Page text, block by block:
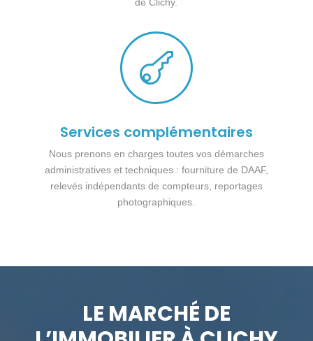

Services complémentaires
Nous prenons en charges toutes vos démarches
administratives et techniques : fourniture de DAAF,
relevés indépendants de compteurs, reportages
photographiques.
LE MARCHÉ DE